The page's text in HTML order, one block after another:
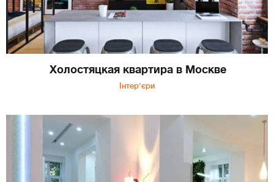
Холостяцкая квартира в Москве
Інтер'єри